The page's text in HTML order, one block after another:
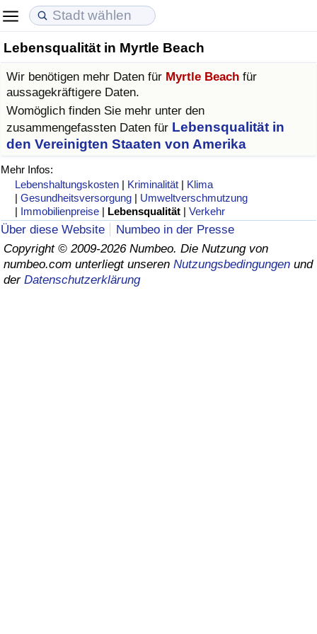
Lebensqualität in Myrtle Beach
Wir benötigen mehr Daten für Myrtle Beach für
aussagekräftigere Daten.
Womöglich finden Sie mehr unter den
zusammengefassten Daten für Lebensqualität in
den Vereinigten Staaten von Amerika
Mehr Infos:
Lebenshaltungskosten | Kriminalität | Klima
|Gesundheitsversorgung | Umweltverschmutzung
| Immobilienpreise | Lebensqualität |Verkehr
Über diese Website
Numbeo in der Presse
Copyright © 2009-2026 Numbeo. Die Nutzung von
numbeo.com unterliegt unseren Nutzungsbedingungen und
der Datenschutzerklärung
Lebenshaltungskosten
Lebenshaltungskosten-Index (aktuell)
Lebenshaltungskosten-Index
in Akaba
Immobilienpreise
Immobilienpreis-Index (aktuell)
Immobilienpreis-Index
Lebensqualität
Lebensqualität-Index
Lebensqualität-Index (aktuell)
Kriminalität
Kriminalitäts-Index (aktuell)
Kriminalitäts-Index